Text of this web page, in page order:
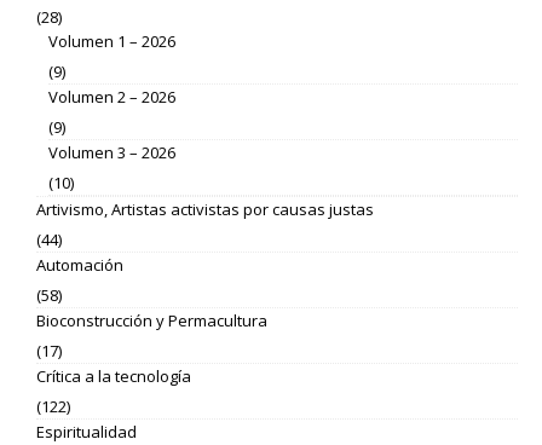
(28)
Volumen 1 – 2026
(9)
Volumen 2 – 2026
(9)
Volumen 3 – 2026
(10)
Artivismo, Artistas activistas por causas justas
(44)
Automación
(58)
Bioconstrucción y Permacultura
(17)
Crítica a la tecnología
(122)
Espiritualidad